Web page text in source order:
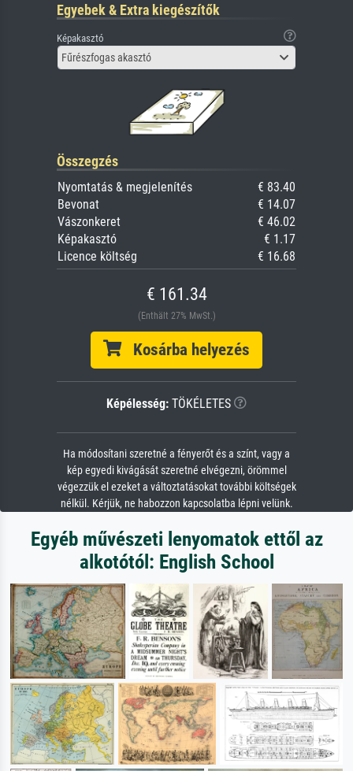
Egyebek & Extra kiegészítők
Képakasztó
Fűrészfogas akasztó
Összegzés
Nyomtatás & megjelenítés
€ 83.40
Bevonat
€ 14.07
Vászonkeret
€ 46.02
Képakasztó
€ 1.17
Licence költség
€ 16.68
€ 161.34
(Enthält 27% MwSt.)
Kosárba helyezés
Képélesség: TÖKÉLETES
Ha módosítani szeretné a fényerőt és a színt, vagy a
kép egyedi kivágását szeretné elvégezni, örömmel
végezzük el ezeket a változtatásokat további költségek
nélkül. Kérjük, ne habozzon kapcsolatba lépni velünk.
Egyéb művészeti lenyomatok ettől az
alkotótól: English School